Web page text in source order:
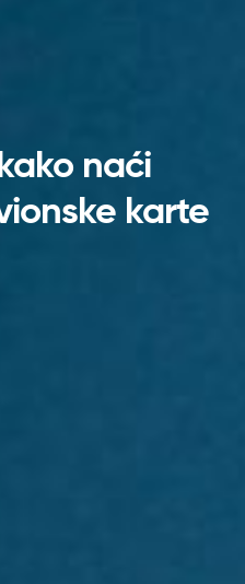
naći
karte